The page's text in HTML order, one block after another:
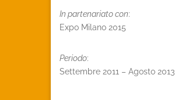
In partenariato con:
Expo Milano 2015
Periodo:
Settembre 2011 – Agosto 2013